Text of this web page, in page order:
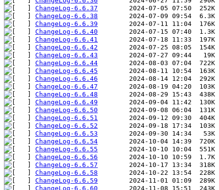
ChangeLog-6.6.37
ChangeLog-6.6.38
ChangeLog-6.6.39
ChangeLog-6.6.40
ChangeLog-6.6.41
ChangeLog-6.6.42
ChangeLog-6.6.43
ChangeLog-6.6.44
ChangeLog-6.6.45
ChangeLog-6.6.46
ChangeLog-6.6.47
ChangeLog-6.6.48
ChangeLog-6.6.49
ChangeLog-6.6.50
ChangeLog-6.6.51
ChangeLog-6.6.52
ChangeLog-6.6.53
ChangeLog-6.6.54
ChangeLog-6.6.55
ChangeLog-6.6.56
ChangeLog-6.6.57
ChangeLog-6.6.58
ChangeLog-6.6.59
ChangeLog-6.6.60